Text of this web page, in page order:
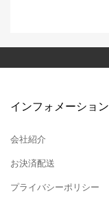
インフォメーション
会社紹介
お決済配送
プライバシーポリシー